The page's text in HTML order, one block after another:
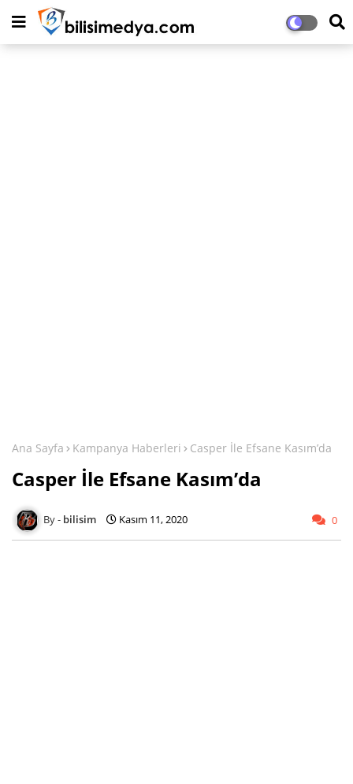
Ana Sayfa Kampanya Haberleri Casper İle Efsane Kasım’da
Casper İle Efsane Kasım’da
bilisim Kasım 11, 2020 0